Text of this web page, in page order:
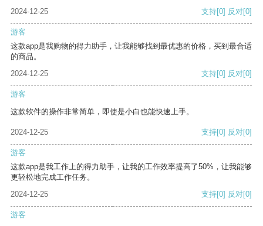
2024-12-25
支持[0] 反对[0]
游客
这款app是我购物的得力助手，让我能够找到最优惠的价格，买到最合适
的商品。
2024-12-25
支持[0] 反对[0]
游客
这款软件的操作非常简单，即使是小白也能快速上手。
2024-12-25 支持[0] 反对[0]
游客
这款app是我工作上的得力助手，让我的工作效率提高了50%，让我能够
更轻松地完成工作任务。
2024-12-25
支持[0] 反对[0]
游客